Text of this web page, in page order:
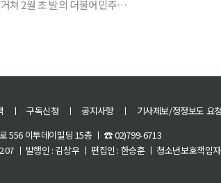
의 더불어민주당
ㅣ 구독신청 ㅣ 공지사항 ㅣ 기사제보/정정보도 요청
556 이투데이빌딩 15층 ㅣ ☎ 02)799-6713
ㅣ 발행인 : 김상우 ㅣ 편집인 : 한승훈 ㅣ 청소년보호책임